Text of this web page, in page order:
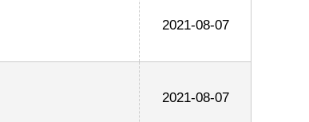
2021-08-07
2021-08-07